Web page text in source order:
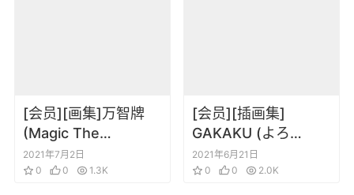
[会员][画集]万智牌
(Magic The
Gathering)系列画集3
册
2021年7月2日
0
0 1.3K
[会员][插画集]
GAKAKU (よろ
ず)yomu へそ×タイ
ツ
2021年6月21日
0
0 2.0K